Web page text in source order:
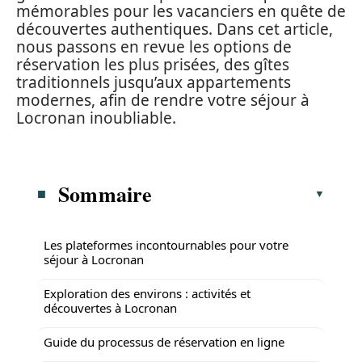
mémorables pour les vacanciers en quête de
découvertes authentiques. Dans cet article,
nous passons en revue les options de
réservation les plus prisées, des gîtes
traditionnels jusqu’aux appartements
modernes, afin de rendre votre séjour à
Locronan inoubliable.
Sommaire
Les plateformes incontournables pour votre
séjour à Locronan
Exploration des environs : activités et
découvertes à Locronan
Guide du processus de réservation en ligne